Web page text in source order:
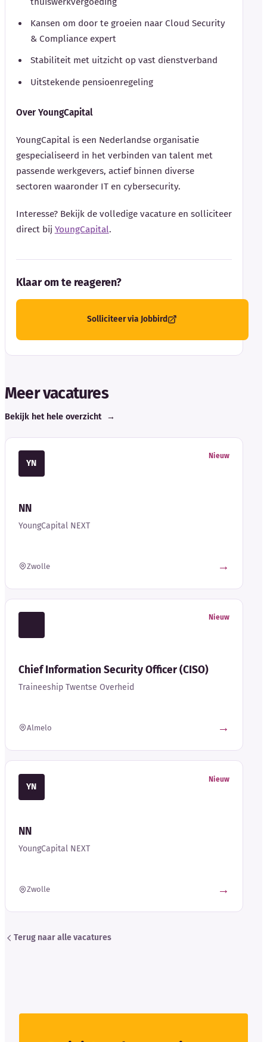
Kansen om door te groeien naar Cloud Security
& Compliance expert
Stabiliteit met uitzicht op vast dienstverband
Uitstekende pensioenregeling
Over YoungCapital
YoungCapital is een Nederlandse organisatie
gespecialiseerd in het verbinden van talent met
passende werkgevers, actief binnen diverse
sectoren waaronder IT en cybersecurity.
Interesse? Bekijk de volledige vacature en solliciteer
direct bij YoungCapital.
Klaar om te reageren?
Solliciteer via Jobbird
Meer vacatures
Bekijk het hele overzicht →
YN
Nieuw
NN
YoungCapital NEXT
Zwolle →
Nieuw
Chief Information Security Officer (CISO)
Traineeship Twentse Overheid
Almelo →
YN
Nieuw
NN
YoungCapital NEXT
Zwolle →
Terug naar alle vacatures